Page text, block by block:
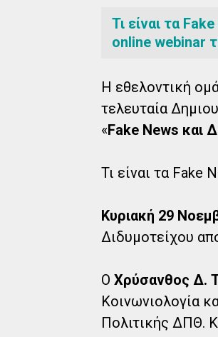
Τι είναι τα
online webinar
Η εθελοντική
τελευταία
«Fake News και
Τι είναι τα Fake
Κυριακή 29
Διδυμοτείχου
Ο Χρύσανθος Δ.
Κοινωνιολογία
Πολιτικής ΔΠΘ.